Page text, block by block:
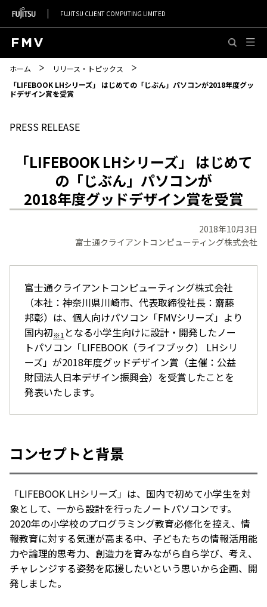
FUJITSU CLIENT COMPUTING LIMITED
ホーム
リリース・トピックス
「LIFEBOOK LHシリーズ」 はじめての「じぶん」パソコンが2018年度グッ
ドデザイン賞を受賞
PRESS RELEASE
「LIFEBOOK LHシリーズ」 はじめて
の「じぶん」パソコンが
2018年度グッドデザイン賞を受賞
2018年10月3日
富士通クライアントコンピューティング株式会社
富士通クライアントコンピューティング株式会社
（本社：神奈川県川崎市、代表取締役社長：齋藤
邦彰）は、個人向けパソコン「FMVシリーズ」より
国内初※1 となる小学生向けに設計・開発したノー
トパソコン「LIFEBOOK（ライフブック） LHシリ
ーズ」が2018年度グッドデザイン賞（主催：公益
財団法人日本デザイン振興会）を受賞したことを
発表いたします。
コンセプトと背景
「LIFEBOOK LHシリーズ」は、国内で初めて小学生を対
象として、一から設計を行ったノートパソコンです。
2020年の小学校のプログラミング教育必修化を控え、情
報教育に対する気運が高まる中、子どもたちの情報活用能
力や論理的思考力、創造力を育みながら自ら学び、考え、
チャレンジする姿勢を応援したいという思いから企画、開
発しました。